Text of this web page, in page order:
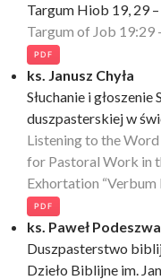
Targum Hiob 19, 29
Targum of Job 19:29
PDF
ks. Janusz Chyła
Słuchanie i
duszpasterskiej w
Listening to the
for Pastoral Work in
Exhortation “Verbum
PDF
ks. Paweł Podeszwa
Duszpasterstwo
Dzieło Biblijne im.